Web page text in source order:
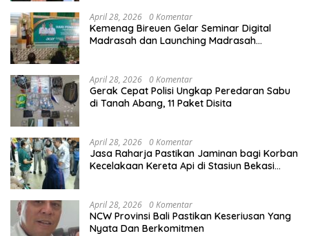
April 28, 2026 0 Komentar
Kemenag Bireuen Gelar Seminar Digital
Madrasah dan Launching Madrasah
April 28, 2026 0 Komentar
Gerak Cepat Polisi Ungkap Peredaran Sabu
di Tanah Abang, 11 Paket Disita
April 28, 2026 0 Komentar
Jasa Raharja Pastikan Jaminan bagi Korban
Kecelakaan Kereta Api di Stasiun Bekasi
April 28, 2026 0 Komentar
NCW Provinsi Bali Pastikan Keseriusan Yang
Nyata Dan Berkomitmen